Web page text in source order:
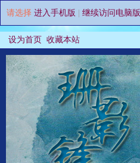
请选择 进入手机版 继续访问电脑版
设为首页 收藏本站